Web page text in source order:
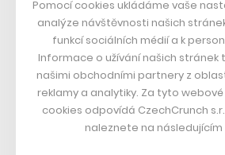
25k
65k
56.4k
Pomocí cookies ukládáme vaše
analýze návštěvnosti našich
funkcí sociálních médií a k
Informace o užívání našich stránek
našimi obchodními partnery z
reklamy a analytiky. Za tyto
cookies odpovídá CzechCrunch
naleznete na následujícím